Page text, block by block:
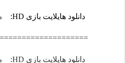
دانلود هایلایت بازی HD:
دانلود هایلایت بازی HD: